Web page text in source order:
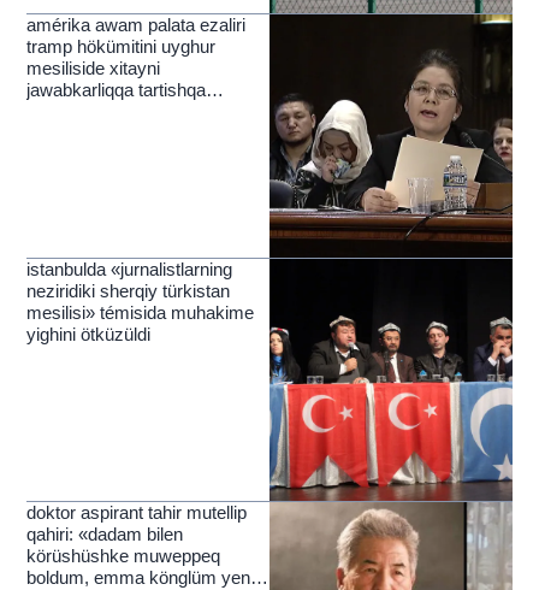
amérika awam palata ezaliri
tramp hökümitini uyghur
mesiliside xitayni
jawabkarliqqa tartishqa
istanbulda «jurnalistlarning
neziridiki sherqiy türkistan
mesilisi» témisida muhakime
yighini ötküzüldi
doktor aspirant tahir mutellip
qahiri: «dadam bilen
körüshüshke muweppeq
boldum, emma könglüm yenila